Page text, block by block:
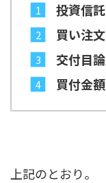
投資信
買い注
交付目
買付金
上記のとおり。